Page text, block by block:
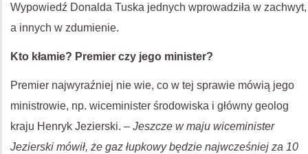
Wypowiedź Donalda Tuska jednych wprowadziła w zachwyt,
a innych w zdumienie.
Kto kłamie? Premier czy jego minister?
Premier najwyraźniej nie wie, co w tej sprawie mówią jego
ministrowie, np. wiceminister środowiska i główny geolog
kraju Henryk Jezierski. – Jeszcze w maju wiceminister
Jezierski mówił, że gaz łupkowy będzie najwcześniej za 10